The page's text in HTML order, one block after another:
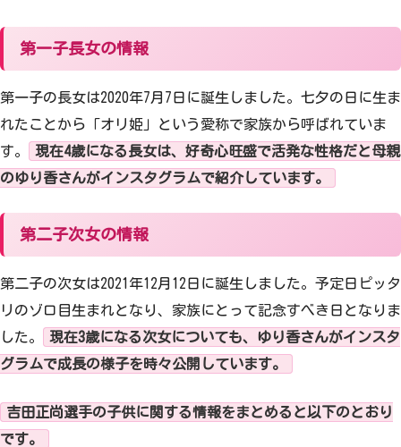
第一子長女の情報
第一子の長女は2020年7月7日に誕生しました。七夕の日に生ま
れたことから「オリ姫」という愛称で家族から呼ばれていま
す。
現在4歳になる長女は、好奇心旺盛で活発な性格だと母親
のゆり香さんがインスタグラムで紹介しています。
第二子次女の情報
第二子の次女は2021年12月12日に誕生しました。予定日ピッタ
リのゾロ目生まれとなり、家族にとって記念すべき日となりま
した。
現在3歳になる次女についても、ゆり香さんがインスタ
グラムで成長の様子を時々公開しています。
吉田正尚選手の子供に関する情報をまとめると以下のとおり
です。